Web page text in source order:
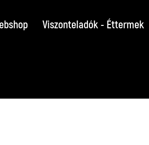
Viszonteladók - Éttermek